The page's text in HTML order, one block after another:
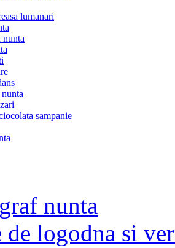
lumanari
nunta
sampanie
nunta
de logodna si